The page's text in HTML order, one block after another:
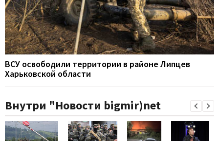
ВСУ освободили территории в районе Липцев
Харьковской области
Внутри "Новости bigmir)net